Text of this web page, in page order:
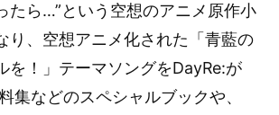
たら…”という空想のアニメ原作小
り、空想アニメ化された「青藍の
を！」テーマソングをDayRe:が
集などのスペシャルブックや、